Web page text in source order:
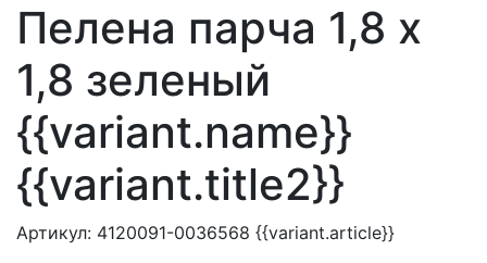
Пелена парча 1,8 х
1,8 зеленый
{{variant.name}}
{{variant.title2}}
Артикул: 4120091-0036568 {{variant.article}}